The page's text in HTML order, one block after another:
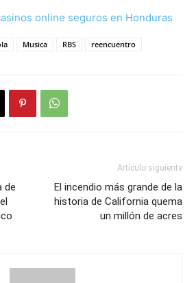
online seguros en Honduras
Musica RBS reencuentro
de
Artículo siguiente
El incendio más grande de la
historia de California quema
un millón de acres